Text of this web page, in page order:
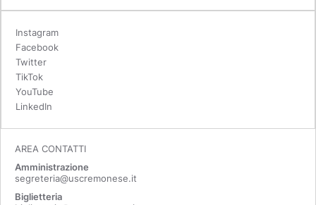
Instagram
Facebook
Twitter
TikTok
YouTube
LinkedIn
AREA CONTATTI
Amministrazione
segreteria@uscremonese.it
Biglietteria